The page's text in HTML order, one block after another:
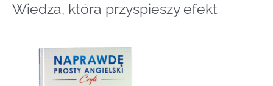
Wiedza, która przyspieszy efekt